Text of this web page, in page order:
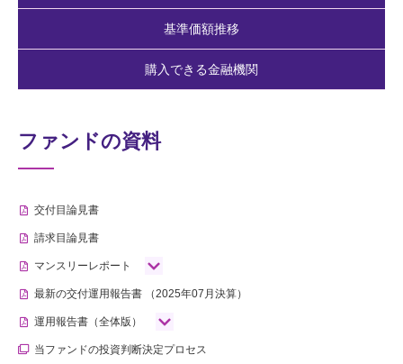
基準価額推移
購入できる金融機関
ファンドの資料
交付目論見書
請求目論見書
マンスリーレポート
最新の交付運用報告書 （2025年07月決算）
運用報告書（全体版）
当ファンドの投資判断決定プロセス